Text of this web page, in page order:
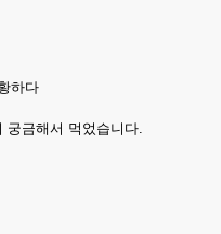
하다
궁금해서 먹었습니다.